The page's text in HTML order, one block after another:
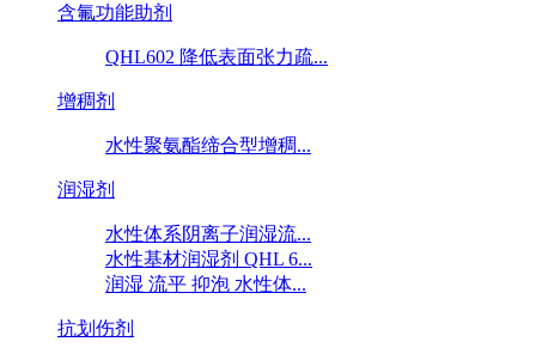
含氟功能助剂
QHL602 降低表面张力疏...
增稠剂
水性聚氨酯缔合型增稠...
润湿剂
水性体系阴离子润湿流...
水性基材润湿剂 QHL 6...
润湿 流平 抑泡 水性体...
抗划伤剂